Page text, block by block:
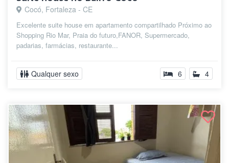
Cocó, Fortaleza - CE
Excelente suite house em apartamento compartilhado Próximo ao
Shopping Rio Mar, Praia do futuro,FANOR, Supermercado,
padarias, farmácias, restaurante...
Qualquer sexo 6 4